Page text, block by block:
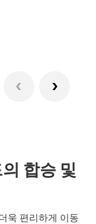
합승 및
욱 편리하게 이동